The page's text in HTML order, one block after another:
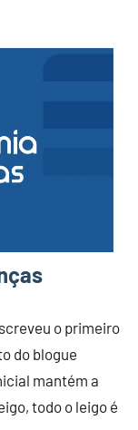
o primeiro
do blogue
mantém a
todo o leigo é